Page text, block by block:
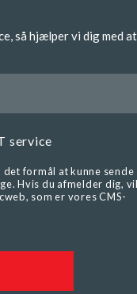
så hjælper vi dig med at
service
formål at kunne sende
Hvis du afmelder dig,
som er vores CMS-